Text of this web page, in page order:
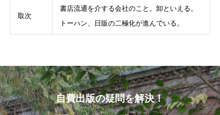
取次
書店流通を介する会社のこと。卸といえる。
トーハン、日販の二極化が進んでいる。
自費出版の疑問を解決！